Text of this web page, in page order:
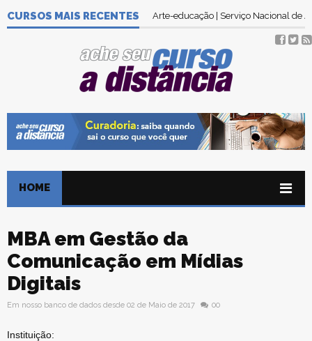
CURSOS MAIS RECENTES Arte-educação | Serviço Nacional de
HOME
MBA em Gestão da
Comunicação em Mídias
Digitais
Em nosso banco de dados desde 02 de Maio de 2017 00
Instituição: